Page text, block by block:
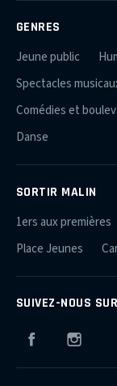
GENRES
Jeune public
Spectacles
Comédies et
Danse
SORTIR MALIN
1ers aux premières
Place Jeunes
SUIVEZ-NOUS SUR
Facebook